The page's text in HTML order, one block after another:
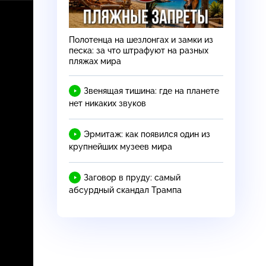
Полотенца на шезлонгах и замки из
песка: за что штрафуют на разных
пляжах мира
Звенящая тишина: где на планете
нет никаких звуков
Эрмитаж: как появился один из
крупнейших музеев мира
Заговор в пруду: самый
абсурдный скандал Трампа